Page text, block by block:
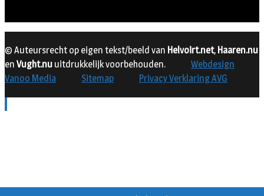
© Auteursrecht op eigen tekst/beeld van Helvoirt.net, Haaren.nu
en Vught.nu uitdrukkelijk voorbehouden.
Webdesign
Vanoo Media
Sitemap Privacy Verklaring AVG